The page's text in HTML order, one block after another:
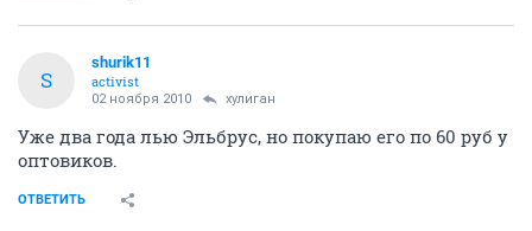
S
shurik11
activist
02 ноября 2010 хулиган
Уже два года лью Эльбрус, но покупаю его по 60 руб у
оптовиков.
ОТВЕТИТЬ